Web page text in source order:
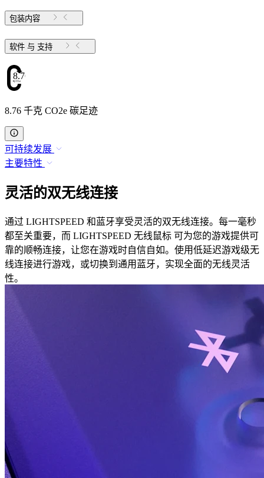
包装内容
软件 与 支持
8.76
8.76 千克 CO2e 碳足迹
可持续发展
主要特性
灵活的双无线连接
通过 LIGHTSPEED 和蓝牙享受灵活的双无线连接。每一毫秒
都至关重要，而 LIGHTSPEED 无线鼠标 可为您的游戏提供可
靠的顺畅连接，让您在游戏时自信自如。使用低延迟游戏级无
线连接进行游戏，或切换到通用蓝牙，实现全面的无线灵活
性。